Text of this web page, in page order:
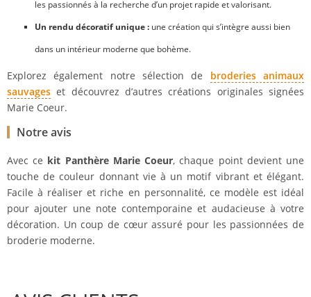
les passionnés à la recherche d’un projet rapide et valorisant.
Un rendu décoratif unique : une création qui s’intègre aussi bien
dans un intérieur moderne que bohème.
Explorez également notre sélection de broderies animaux
sauvages et découvrez d’autres créations originales signées
Marie Coeur.
Notre avis
Avec ce kit Panthère Marie Coeur, chaque point devient une
touche de couleur donnant vie à un motif vibrant et élégant.
Facile à réaliser et riche en personnalité, ce modèle est idéal
pour ajouter une note contemporaine et audacieuse à votre
décoration. Un coup de cœur assuré pour les passionnées de
broderie moderne.